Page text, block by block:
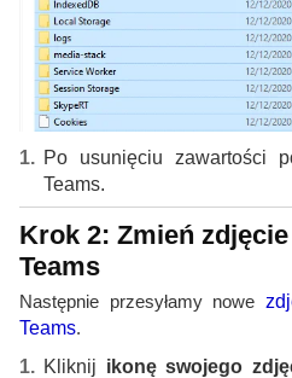
Po usunięciu zawartości
Teams.
Krok 2: Zmień
Teams
Następnie przesyłamy nowe
Teams.
Kliknij ikonę swojego